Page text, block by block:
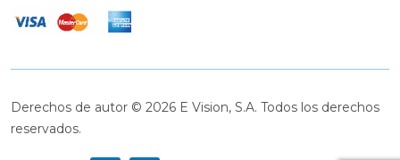
Derechos de autor © 2026 E Vision, S.A. Todos los derechos
reservados.